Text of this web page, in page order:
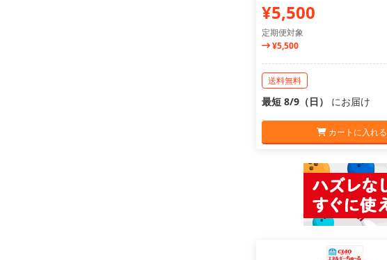
¥5,500
定期便対象
¥5,500
送料無料
最短 8/9（日） にお届け
カートに入れる